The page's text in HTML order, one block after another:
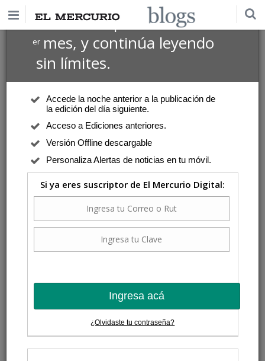
Suscríbete por $1 USD
ermes, y continúa leyendo
sin límites.
Accede la noche anterior a la publicación de
la edición del día siguiente.
Acceso a Ediciones anteriores.
Versión Offline descargable
Personaliza Alertas de noticias en tu móvil.
Si ya eres suscriptor de El Mercurio Digital:
Ingresa acá
¿Olvidaste tu contraseña?